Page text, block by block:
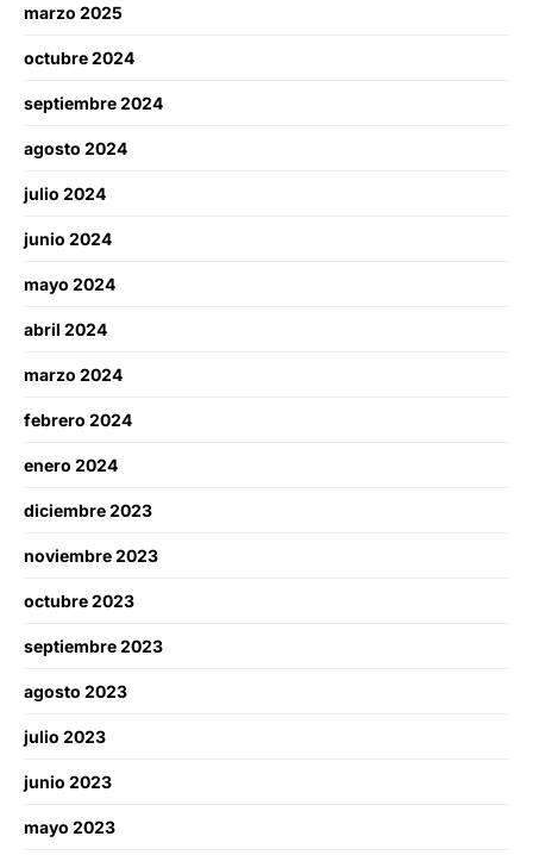
marzo 2025
octubre 2024
septiembre 2024
agosto 2024
julio 2024
junio 2024
mayo 2024
abril 2024
marzo 2024
febrero 2024
enero 2024
diciembre 2023
noviembre 2023
octubre 2023
septiembre 2023
agosto 2023
julio 2023
junio 2023
mayo 2023